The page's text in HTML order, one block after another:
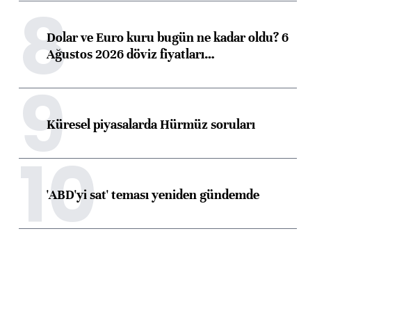
8Dolar ve Euro kuru bugün ne kadar oldu? 6
Ağustos 2026 döviz fiyatları…
9Küresel piyasalarda Hürmüz soruları
10
'ABD'yi sat' teması yeniden gündemde